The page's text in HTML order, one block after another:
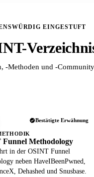
EINGESTUFT
-Methoden und -
Bestätigte Erwähnung
Funnel Methodology
in der OSINT Funnel
neben HaveIBeenPwned,
Dehashed und Snusbase.